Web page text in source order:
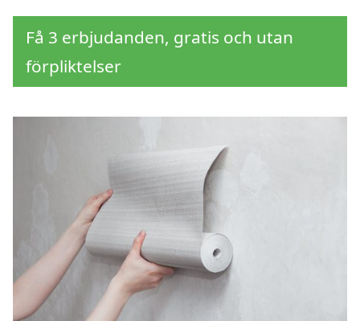
Få 3 erbjudanden, gratis och utan
förpliktelser